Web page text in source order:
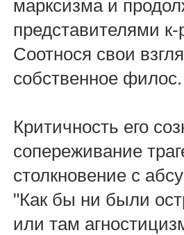
марксизма и
представителями
Соотнося свои
собственное
Критичность его
сопереживание
столкновение с
"Как бы ни были
или там